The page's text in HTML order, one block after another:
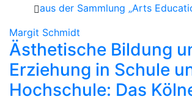
aus der Sammlung „Arts
Margit Schmidt
Ästhetische Bildung
Erziehung in Schule
Hochschule: Das